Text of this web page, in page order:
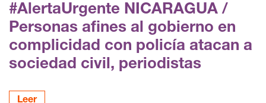
#AlertaUrgente NICARAGUA /
Personas afines al gobierno en
complicidad con policía atacan a
sociedad civil, periodistas
Leer